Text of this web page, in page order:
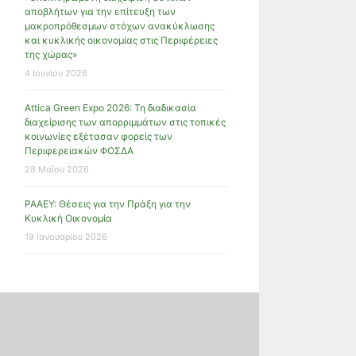
αποβλήτων για την επίτευξη των
μακροπρόθεσμων στόχων ανακύκλωσης
και κυκλικής οικονομίας στις Περιφέρειες
της χώρας»
4 Ιουνίου 2026
Attica Green Expo 2026: Τη διαδικασία
διαχείρισης των απορριμμάτων στις τοπικές
κοινωνίες εξέτασαν φορείς των
Περιφερειακών ΦΟΣΔΑ
28 Μαΐου 2026
ΡΑΑΕΥ: Θέσεις για την Πράξη για την
Κυκλική Οικονομία
19 Ιανουαρίου 2026